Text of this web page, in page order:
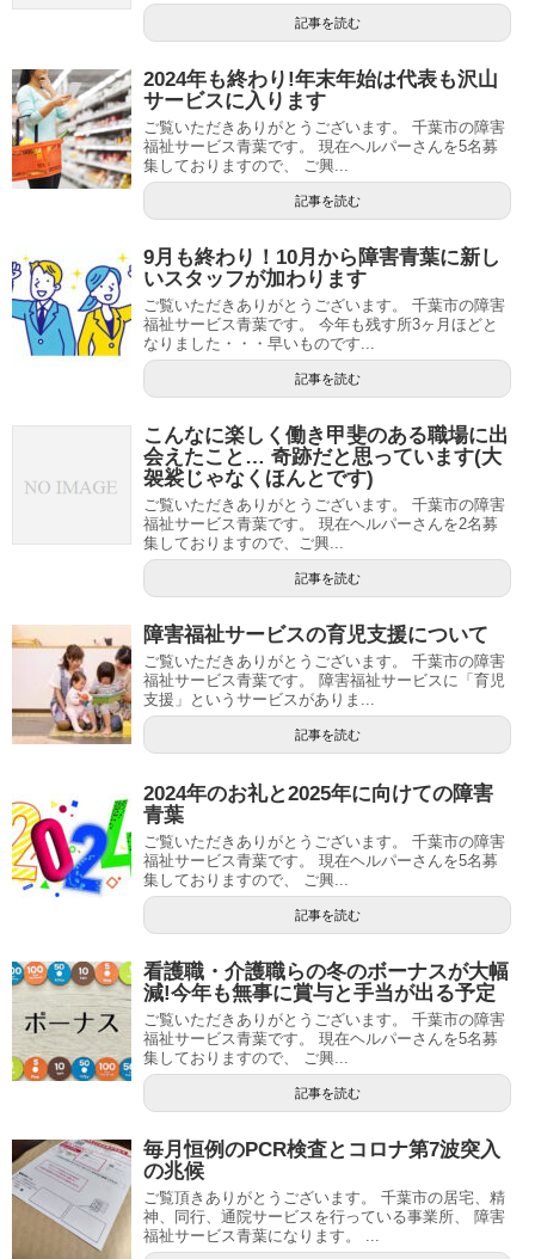
記事を読む
2024年も終わり!年末年始は代表も沢山
サービスに入ります
ご覧いただきありがとうございます。 千葉市の障害
福祉サービス青葉です。 現在ヘルパーさんを5名募
集しておりますので、 ご興...
記事を読む
9月も終わり！10月から障害青葉に新し
いスタッフが加わります
ご覧いただきありがとうございます。 千葉市の障害
福祉サービス青葉です。 今年も残す所3ヶ月ほどと
なりました・・・早いものです...
記事を読む
こんなに楽しく働き甲斐のある職場に出
会えたこと… 奇跡だと思っています(大
袈裟じゃなくほんとです)
ご覧いただきありがとうございます。 千葉市の障害
福祉サービス青葉です。 現在ヘルパーさんを2名募
集しておりますので、ご興...
記事を読む
障害福祉サービスの育児支援について
ご覧いただきありがとうございます。 千葉市の障害
福祉サービス青葉です。 障害福祉サービスに「育児
支援」というサービスがありま...
記事を読む
2024年のお礼と2025年に向けての障害
青葉
ご覧いただきありがとうございます。 千葉市の障害
福祉サービス青葉です。 現在ヘルパーさんを5名募
集しておりますので、 ご興...
記事を読む
看護職・介護職らの冬のボーナスが大幅
減!今年も無事に賞与と手当が出る予定
ご覧いただきありがとうございます。 千葉市の障害
福祉サービス青葉です。 現在ヘルパーさんを5名募
集しておりますので、 ご興...
記事を読む
毎月恒例のPCR検査とコロナ第7波突入
の兆候
ご覧頂きありがとうございます。 千葉市の居宅、精
神、同行、通院サービスを行っている事業所、 障害
福祉サービス青葉になります。 ...